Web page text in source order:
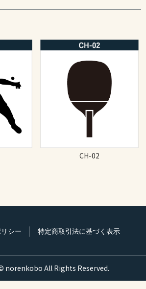
CH-02
シー 特定商取引法に基づく表示
norenkobo All Rights Reserved.